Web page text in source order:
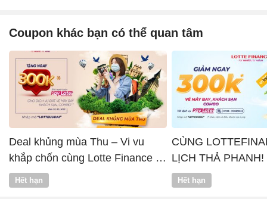
Coupon khác bạn có thể quan tâm
Deal khủng mùa Thu – Vi vu
khắp chốn cùng Lotte Finance x
Vntrip
Hết hạn
CÙNG
LỊCH THẢ PHANH!
Hết hạn